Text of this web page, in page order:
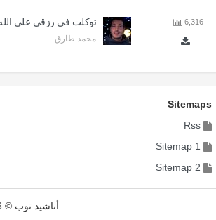
6,316
محمد طارق
Sitemaps
Rss
Sitemap 1
Sitemap 2
أناشيد توب © 2026